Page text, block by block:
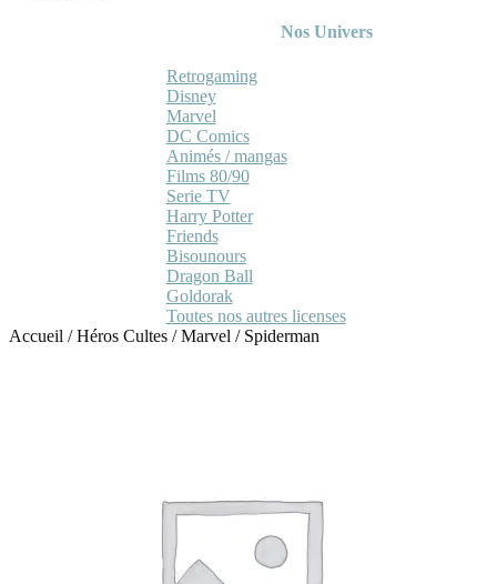
Nos Univers
Retrogaming
Disney
Marvel
DC Comics
Animés / mangas
Films 80/90
Serie TV
Harry Potter
Friends
Bisounours
Dragon Ball
Goldorak
Toutes nos autres licenses
Accueil /Héros Cultes /Marvel / Spiderman